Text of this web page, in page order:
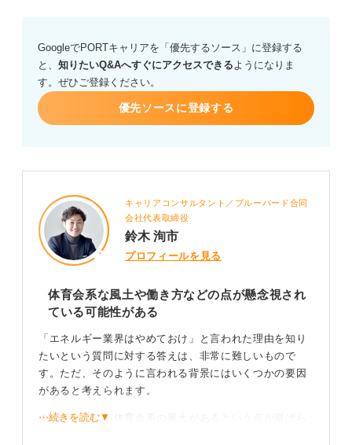
GoogleでPORTキャリアを「優先するソース」に登録する
と、 知りたいQ&Aへすぐにアクセスできるようになりま
す。ぜひご登録ください。
優先ソースに登録する
キャリアコンサルタント／ブルーバード合同
会社代表取締役
鈴木 洵市
プロフィールを見る
体育会系な風土や働き方などの点が懸念視され
ている可能性がある
「エネルギー業界はやめておけ」と言われた理由を知り
たいという質問に対する答えは、非常に難しいもので
す。ただ、そのように言われる背景にはいくつかの要因
があると考えられます。
まず一つには、体育会系の風土があるという点が挙げら
⋯続きを読む▼